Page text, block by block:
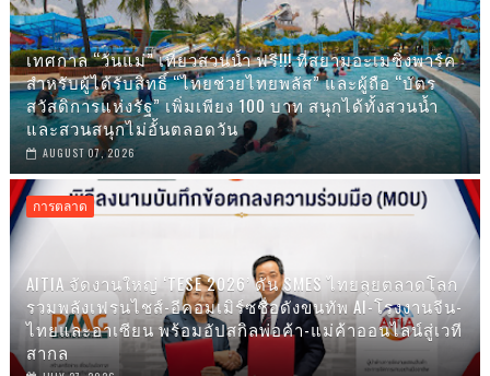
เทศกาล “วันแม่” เที่ยวสวนน้ำ ฟรี!!! ที่สยามอะเมซิ่งพาร์ค
สำหรับผู้ได้รับสิทธิ์ “ไทยช่วยไทยพลัส” และผู้ถือ “บัตร
สวัสดิการแห่งรัฐ” เพิ่มเพียง 100 บาท สนุกได้ทั้งสวนน้ำ
และสวนสนุกไม่อั้นตลอดวัน
AUGUST 07, 2026
การตลาด
AITIA จัดงานใหญ่ ‘TESE 2026’ ดัน SMES ไทยลุยตลาดโลก
รวมพลังเฟรนไชส์-อีคอมเมิร์ซชื่อดังขนทัพ AI-โรงงานจีน-
ไทยและอาเซียน พร้อมอัปสกิลพ่อค้า-แม่ค้าออนไลน์สู่เวที
สากล